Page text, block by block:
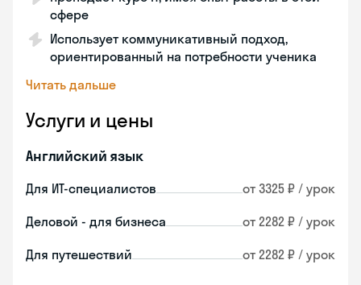
сфере
Использует коммуникативный подход,
ориентированный на потребности ученика
Читать дальше
Услуги и цены
Английский язык
Для ИТ-специалистов от 3325 ₽ / урок
Деловой - для бизнеса от 2282 ₽ / урок
Для путешествий от 2282 ₽ / урок